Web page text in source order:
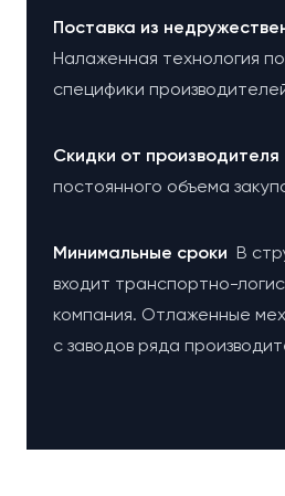
Поставка из
Налаженная технология
специфики
Cкидки от производителя
постоянного объема
Минимальные сроки В
входит транспортно-
компания. Отлаженные
с заводов ряда